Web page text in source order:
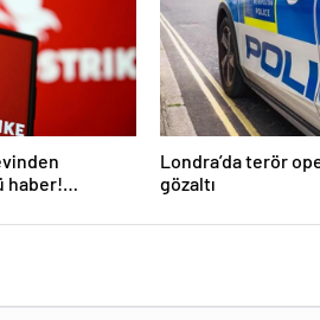
haber!
Londra’da terör
gözaltı